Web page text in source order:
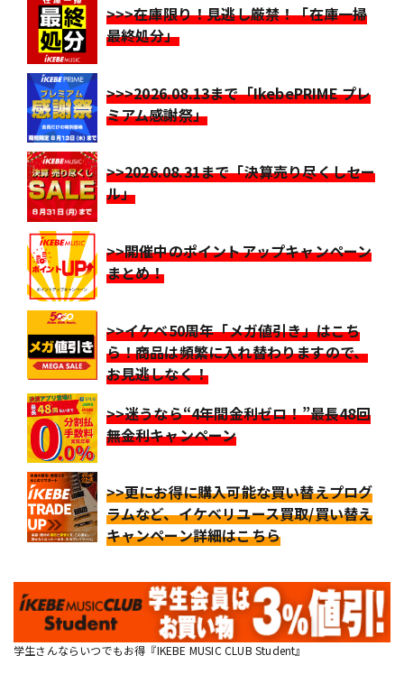
>>>在庫限り！見逃し厳禁！「在庫一掃
最終処分」
>>>2026.08.13まで「IkebePRIME プレ
ミアム感謝祭」
>>2026.08.31まで「決算売り尽くしセー
ル」
>>開催中のポイントアップキャンペーン
まとめ！
>>イケベ50周年「メガ値引き」はこち
ら！商品は頻繁に入れ替わりますので、
お見逃しなく！
>>迷うなら“4年間金利ゼロ！”最長48回
無金利キャンペーン
>>更にお得に購入可能な買い替えプログ
ラムなど、イケベリユース買取/買い替え
キャンペーン詳細はこちら
学生さんならいつでもお得『IKEBE MUSIC CLUB Student』